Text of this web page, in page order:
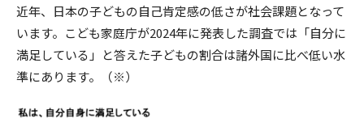
近年、日本の子どもの自己肯定感の低さが社会課題となって
います。こども家庭庁が2024年に発表した調査では「自分に
満足している」と答えた子どもの割合は諸外国に比べ低い水
準にあります。（※）